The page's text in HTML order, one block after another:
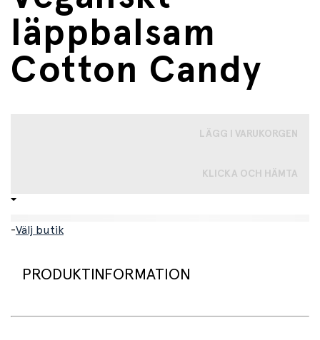
läppbalsam
Cotton Candy
LÄGG I VARUKORGEN
KLICKA OCH HÄMTA
-Välj butik
PRODUKTINFORMATION